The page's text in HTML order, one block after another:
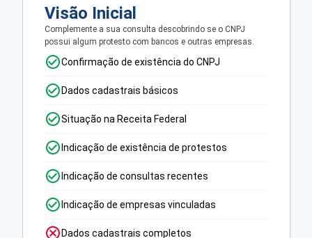
Visão Inicial
Complemente a sua consulta descobrindo se o CNPJ
possui algum protesto com bancos e outras empresas.
Confirmação de existência do CNPJ
Dados cadastrais básicos
Situação na Receita Federal
Indicação de existência de protestos
Indicação de consultas recentes
Indicação de empresas vinculadas
Dados cadastrais completos